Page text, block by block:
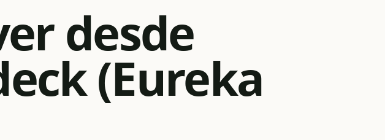
desde
(Eureka